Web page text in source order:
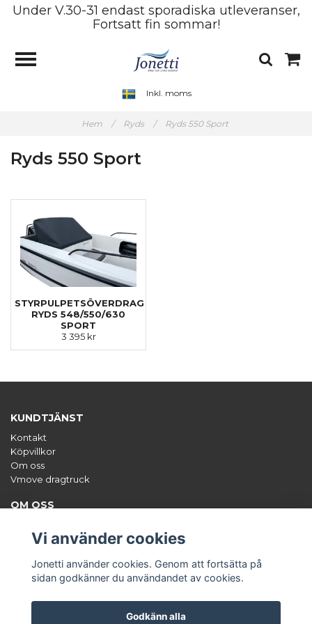
Under V.30-31 endast sporadiska utleveranser,
Fortsatt fin sommar!
Inkl. moms
Hem / Ryds / Ryds 550 Sport
Ryds 550 Sport
STYRPULPETSÖVERDRAG
RYDS 548/550/630
SPORT
3 395 kr
KUNDTJÄNST
Kontakt
Köpvillkor
Om oss
Vmove dragtruck
OM OSS
styrpulpetsöverdrag och dekalsatser. Org.nr: 556671-0470
Prenumerera
Vi använder cookies
Jonetti använder cookies. Genom att fortsätta på
sidan godkänner du användandet av cookies.
Godkänn alla